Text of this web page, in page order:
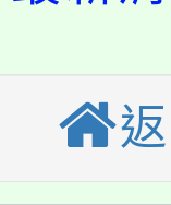
課)教師
金融
動
115學
土語及
本校115
課)教師
校115